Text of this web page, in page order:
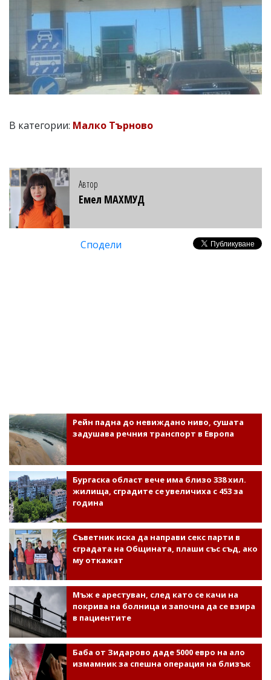
В категории: Малко Търново
Автор
Емел МАХМУД
Сподели
Рейн падна до невиждано ниво, сушата
задушава речния транспорт в Европа
Бургаска област вече има близо 338 хил.
жилища, сградите се увеличиха с 453 за
година
Съветник иска да направи секс парти в
сградата на Общината, плаши със съд, ако
му откажат
Мъж е арестуван, след като се качи на
покрива на болница и започна да се взира
в пациентите
Баба от Зидарово даде 5000 евро на ало
измамник за спешна операция на близък